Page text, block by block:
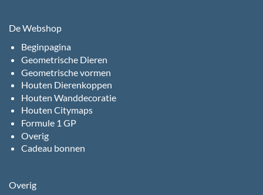
De Webshop
Beginpagina
Geometrische Dieren
Geometrische vormen
Houten Dierenkoppen
Houten Wanddecoratie
Houten Citymaps
Formule 1 GP
Overig
Cadeau bonnen
Overig